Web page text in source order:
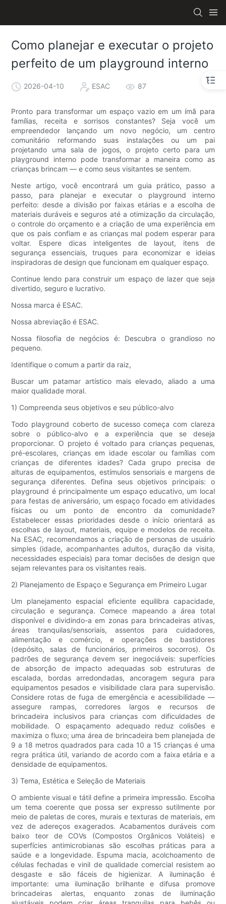
Como planejar e executar o projeto
perfeito de um playground interno
2026-04-10 ESAC 87
Pronto para transformar um espaço vazio em um ímã para
famílias, receita e sorrisos constantes? Seja você um
empreendedor lançando um novo negócio, um centro
comunitário reformando suas instalações ou um pai
projetando uma sala de jogos, o projeto certo para um
playground interno pode transformar a maneira como as
crianças brincam — e como seus visitantes se sentem.
Neste artigo, você encontrará um guia prático, passo a
passo, para planejar e executar o playground interno
perfeito: desde a divisão por faixas etárias e a escolha de
materiais duráveis ​​e seguros até a otimização da circulação,
o controle do orçamento e a criação de uma experiência em
que os pais confiam e as crianças mal podem esperar para
voltar. Espere dicas inteligentes de layout, itens de
segurança essenciais, truques para economizar e ideias
inspiradoras de design que funcionam em qualquer espaço.
Continue lendo para construir um espaço de lazer que seja
divertido, seguro e lucrativo.
Nossa marca é ESAC.
Nossa abreviação é ESAC.
Nossa filosofia de negócios é: Descubra o grandioso no
pequeno.
Identifique o comum a partir da raiz,
Buscar um patamar artístico mais elevado, aliado a uma
maior qualidade moral.
1) Compreenda seus objetivos e seu público-alvo
Todo playground coberto de sucesso começa com clareza
sobre o público-alvo e a experiência que se deseja
proporcionar. O projeto é voltado para crianças pequenas,
pré-escolares, crianças em idade escolar ou famílias com
crianças de diferentes idades? Cada grupo precisa de
alturas de equipamentos, estímulos sensoriais e margens de
segurança diferentes. Defina seus objetivos principais: o
playground é principalmente um espaço educativo, um local
para festas de aniversário, um espaço focado em atividades
físicas ou um ponto de encontro da comunidade?
Estabelecer essas prioridades desde o início orientará as
escolhas de layout, materiais, equipe e modelos de receita.
Na ESAC, recomendamos a criação de personas de usuário
simples (idade, acompanhantes adultos, duração da visita,
necessidades especiais) para tomar decisões de design que
sejam relevantes para os visitantes reais.
2) Planejamento de Espaço e Segurança em Primeiro Lugar
Um planejamento espacial eficiente equilibra capacidade,
circulação e segurança. Comece mapeando a área total
disponível e dividindo-a em zonas para brincadeiras ativas,
áreas tranquilas/sensoriais, assentos para cuidadores,
alimentação e comércio, e operações de bastidores
(depósito, salas de funcionários, primeiros socorros). Os
padrões de segurança devem ser inegociáveis: superfícies
de absorção de impacto adequadas sob estruturas de
escalada, bordas arredondadas, ancoragem segura para
equipamentos pesados ​​e visibilidade clara para supervisão.
Considere rotas de fuga de emergência e acessibilidade —
assegure rampas, corredores largos e recursos de
brincadeira inclusivos para crianças com dificuldades de
mobilidade. O espaçamento adequado reduz colisões e
maximiza o fluxo; uma área de brincadeira bem planejada de
9 a 18 metros quadrados para cada 10 a 15 crianças é uma
regra prática útil, variando de acordo com a faixa etária e a
densidade de equipamentos.
3) Tema, Estética e Seleção de Materiais
O ambiente visual e tátil define a primeira impressão. Escolha
um tema coerente que possa ser expresso sutilmente por
meio de paletas de cores, murais e texturas de materiais, em
vez de adereços exagerados. Acabamentos duráveis ​​com
baixo teor de COVs (Compostos Orgânicos Voláteis) e
superfícies antimicrobianas são escolhas práticas para a
saúde e a longevidade. Espuma macia, acolchoamento de
células fechadas e vinil de qualidade comercial resistem ao
desgaste e são fáceis de higienizar. A iluminação é
importante: uma iluminação brilhante e difusa promove
brincadeiras alertas, enquanto zonas de iluminação